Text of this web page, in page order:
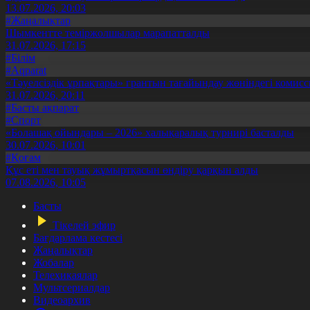
13.07.2026, 20:03
#Жаңалықтар
Шымкентте теміржолшылар марапатталды
31.07.2026, 17:15
#Білім
#Aqparat
«Тәуелсіздік ұрпақтары» грантын тағайындау жөніндегі
31.07.2026, 20:11
#Басты ақпарат
#Спорт
«Болашақ ойындары – 2026» халықаралық турнирі басталды
30.07.2026, 10:01
#Қоғам
Құс еті мен тауық жұмыртқасын өндіру қарқын алды
07.08.2026, 10:05
Басты
Тікелей эфир
Бағдарлама кестесі
Жаңалықтар
Жобалар
Телехикаялар
Мультсериалдар
Видеоархив